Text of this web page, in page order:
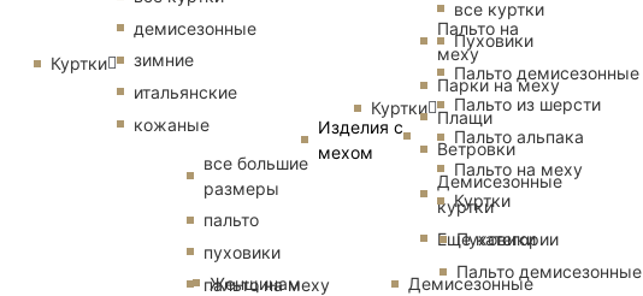
Женщинам
Изделия с
мехом
Пальто на
меху
Парки на меху
Плащи
Ветровки
Демисезонные
куртки
Еще категории
Демисезонные
Куртки
демисезонные
зимние
итальянские
кожаные
все большие
размеры
пальто
пуховики
пальто на меху
Куртки
все куртки
Пуховики
Пальто демисезонные
Пальто из шерсти
Пальто альпака
Пальто на меху
Куртки
Пуховики
Пальто демисезонные